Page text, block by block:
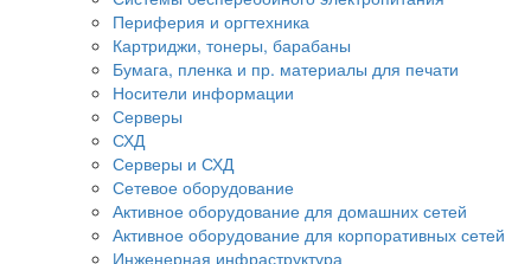
Периферия и оргтехника
Картриджи, тонеры, барабаны
Бумага, пленка и пр. материалы для печати
Носители информации
Серверы
СХД
Серверы и СХД
Сетевое оборудование
Активное оборудование для домашних сетей
Активное оборудование для корпоративных сетей
Инженерная инфраструктура